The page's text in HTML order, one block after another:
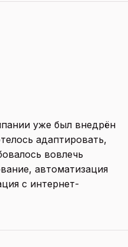
уже был внедрён
адаптировать,
вовлечь
автоматизация
с интернет-